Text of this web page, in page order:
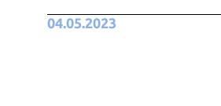
04.05.2023